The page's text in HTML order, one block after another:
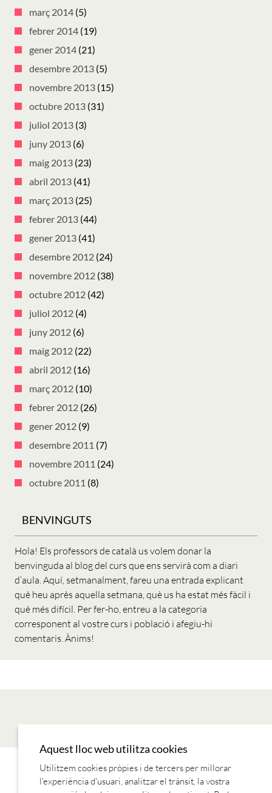
març 2014 (5)
febrer 2014 (19)
gener 2014 (21)
desembre 2013 (5)
novembre 2013 (15)
octubre 2013 (31)
juliol 2013 (3)
juny 2013 (6)
maig 2013 (23)
abril 2013 (41)
març 2013 (25)
febrer 2013 (44)
gener 2013 (41)
desembre 2012 (24)
novembre 2012 (38)
octubre 2012 (42)
juliol 2012 (4)
juny 2012 (6)
maig 2012 (22)
abril 2012 (16)
març 2012 (10)
febrer 2012 (26)
gener 2012 (9)
desembre 2011 (7)
novembre 2011 (24)
octubre 2011 (8)
BENVINGUTS
Hola! Els professors de català us volem donar la
benvinguda al blog del curs que ens servirà com a diari
d’aula. Aquí, setmanalment, fareu una entrada explicant
què heu après aquella setmana, què us ha estat més fàcil i
què més difícil. Per fer-ho, entreu a la categoria
corresponent al vostre curs i població i afegiu-hi
comentaris. Ànims!
LECTURESMÚSICAREVISTESSÈRIES TV TEORIA
COM PARLEM DE FETS PASSATSCONTRAST DE PASSATS
Aquest lloc web utilitza cookies
Utilitzem cookies pròpies i de tercers per millorar
l'experiència d'usuari, analitzar el trànsit, la vostra